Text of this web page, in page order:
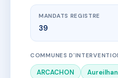
MANDATS REGISTRE
39
COMMUNES
ARCACHON Aureilhan